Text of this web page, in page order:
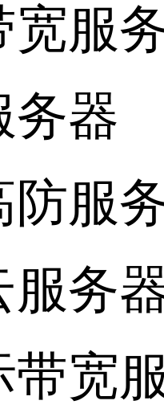
宽服
务器
防服
服务
带宽